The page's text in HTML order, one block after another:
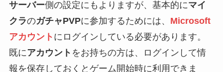
サーバー側の設定にもよりますが、基本的にマイ
クラのガチャPVPに参加するためには、 Microsoft
アカウント にログインしている必要があります。
既にアカウント をお持ちの方は、ログインして情
報を保存しておくとゲーム開始時に利用できま